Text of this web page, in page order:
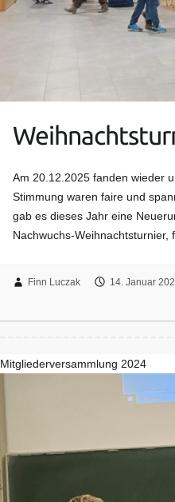
Am 20.12.2025 fanden wieder
Stimmung waren faire und
gab es dieses Jahr eine
Nachwuchs-Weihnachtsturnier,
Finn Luczak 14. Januar
Mitgliederversammlung 2024